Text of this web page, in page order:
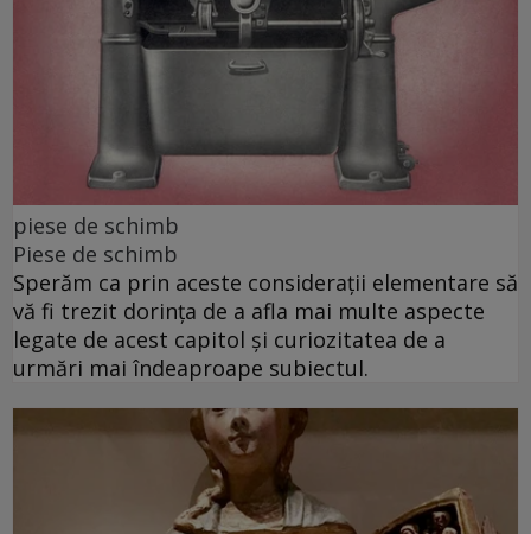
piese de schimb
Piese de schimb
Sperăm ca prin aceste considerații elementare să
vă fi trezit dorința de a afla mai multe aspecte
legate de acest capitol și curiozitatea de a
urmări mai îndeaproape subiectul.